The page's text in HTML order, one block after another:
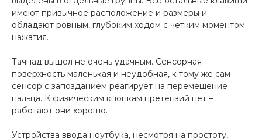
имеют привычное расположение и размеры и
обладают ровным, глубоким ходом с чётким моментом
нажатия.
Тачпад вышел не очень удачным. Сенсорная
поверхность маленькая и неудобная, к тому же сам
сенсор с запозданием реагирует на перемещение
пальца. К физическим кнопкам претензий нет –
работают они хорошо.
Устройства ввода ноутбука, несмотря на простоту,